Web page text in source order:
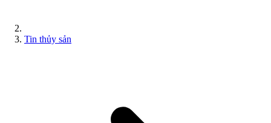
Tin thủy sản